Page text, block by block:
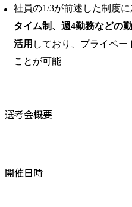
社員の1/3が前述した制度に
タイム制、週4勤務などの
活用 しており、プライベ
ことが可能
選考会概要
開催日時